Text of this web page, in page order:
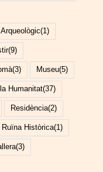
(1)
(9)
(3) Museu(5)
Humanitat(37)
Residència(2)
Ruïna Històrica(1)
(3)